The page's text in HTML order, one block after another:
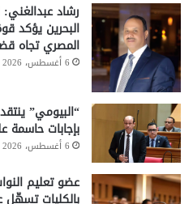
رشاد
البحرين يؤكد
المصري تجاه
6 أغسطس، 2026
“البيومي”
بإجابات حاسمة
6 أغسطس، 2026
عضو تعليم